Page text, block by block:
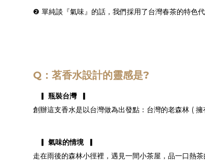
❷ 單純談『氣味』的話，我們採用了台灣春茶的特色
Q：茗香水設計的靈感是?
▎ 瓶裝台灣 ▎
創辦這支香水是以台灣做為出發點：台灣的老森林 (
▎ 氣味的情境 ▎
走在雨後的森林小徑裡，遇見一間小茶屋，品一口熱